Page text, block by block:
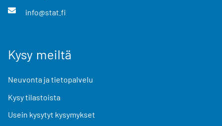
info@stat.fi
Kysy meiltä
Neuvonta ja tietopalvelu
Kysy tilastoista
Usein kysytyt kysymykset